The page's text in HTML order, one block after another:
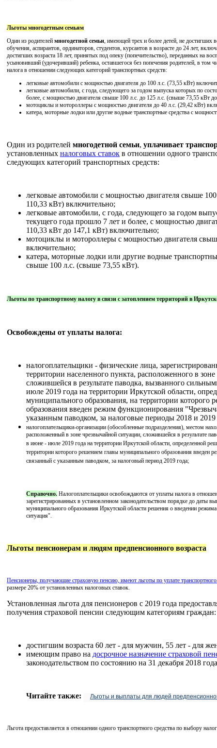
Льготы многодетным семьям
Один из родителей многодетной семьи , имеющей трех и более детей, не
обучения, аспирантов, ординаторов, студентов, курсантов в возрасте до 24 лет,
достигших возраста 18 лет, принятых под опеку (попечительство), переданных на
усыновивший (удочеривший) ребенка, оставшегося без попечения родителей, в том
налога в отношении следующих категорий транспортных средств:
легковые автомобили с мощностью двигателя до 100 л.с. (73,55 кВт)
легковые автомобили, с года, следующего за годом выпуска которых по
более, с мощностью двигателя свыше 100 л.с. до 125 л.с. (свыше 73,55 кВт
мотоциклы и мотороллеры с мощностью двигателя до 40 л.с. (29,42 кВт)
катера, моторные лодки или другие водные транспортные средства с
Один из родителей многодетной семьи, уплачивает
установленных налоговых ставок в отношении одного
следующих категорий транспортных средств:
легковые автомобили с мощностью двигателя свыше
110,33 кВт) включительно;
легковые автомобили, с года, следующего за годом
текущего года прошло 7 лет и более, с мощностью
110,33 кВт до 147,1 кВт) включительно;
мотоциклы и мотороллеры с мощностью двигателя
включительно;
катера, моторные лодки или другие водные
свыше 100 л.с. (свыше 73,55 кВт).
Льготы по транспортному налогу в связи с затоплением территорий в
Освобождены от уплаты налога:
налогоплательщики - физические лица,
территории населенного пункта, расположенного в
сложившейся в результате паводка, вызванного
июле 2019 года на территории Иркутской области,
муниципального образования, на территории которого
образования введен режим функционирования
указанным паводком, за налоговые периоды 2018 и 2019
налогоплательщики-организации (обособленные подразделения), местом
расположенный в зоне чрезвычайной ситуации, сложившейся в результате
в июне - июле 2019 года на территории Иркутской области, определенной
территории которого решением главы муниципального образования
связанный с указанным паводком, за налоговый период 2019 года;
Справочно. Налогоплательщики освобождаются от уплаты налога в
зарегистрированных в установленном законодательством порядке до даты
муниципального образования Иркутской области решения о введении
ситуация".
Льготы пенсионерам и людям предпенсионного возраста
Пенсионеры, получающие страховую пенсию, имеют льготы по уплате транспортного
размере 20% от установленных налоговых ставок.
Установленная льгота для пенсионеров с 2019 года
получения страховой пенсии следующим категориям граждан:
достигшим возраста 60 лет - для мужчин, 55 лет - для
имеющим право на досрочное назначение страховой
законодательством по состоянию на 31 декабря 2018
Читайте также: Льготы и выплаты для людей
Льгота предоставляется в отношении одного транспортного средства по выбору